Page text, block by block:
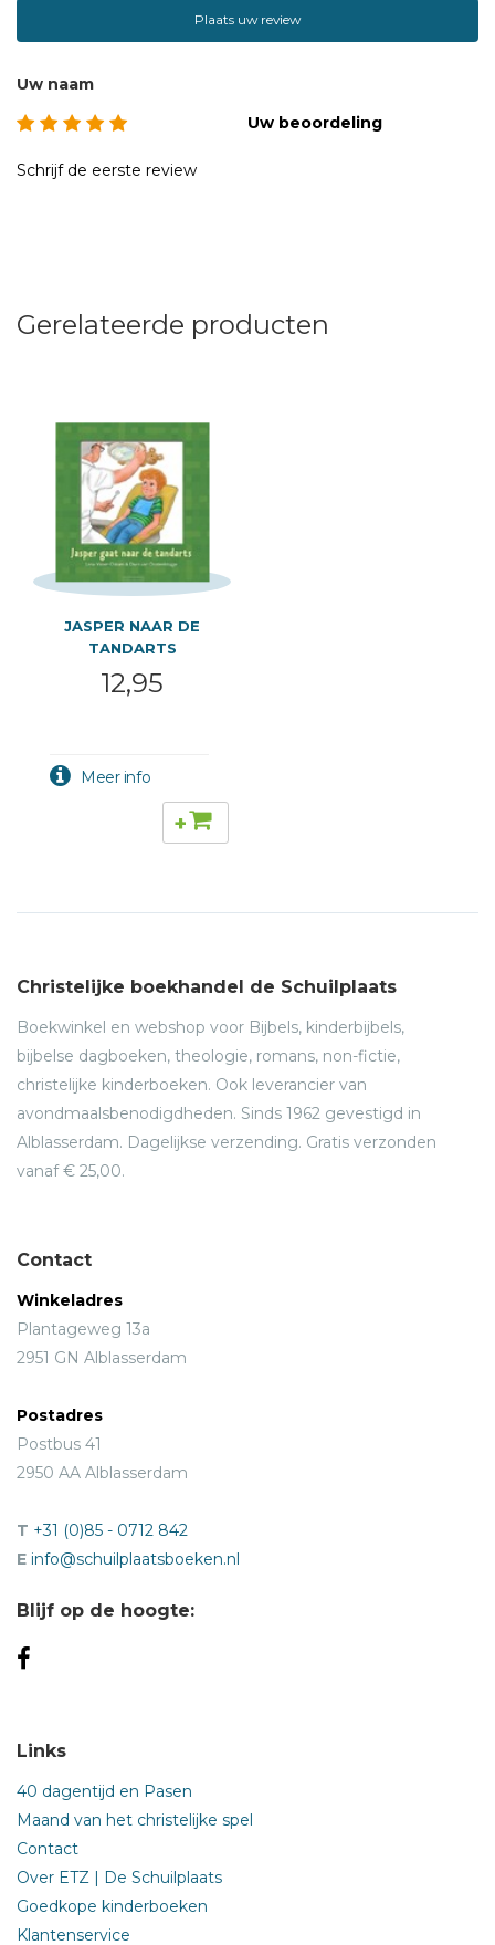
Plaats uw review
Uw naam
Uw beoordeling
Schrijf de eerste review
Gerelateerde producten
JASPER NAAR DE
TANDARTS
12,95
+
Christelijke boekhandel de Schuilplaats
Boekwinkel en webshop voor Bijbels, kinderbijbels,
bijbelse dagboeken, theologie, romans, non-fictie,
christelijke kinderboeken. Ook leverancier van
avondmaalsbenodigdheden. Sinds 1962 gevestigd in
Alblasserdam. Dagelijkse verzending. Gratis verzonden
vanaf € 25,00.
Contact
Winkeladres
Plantageweg 13a
2951 GN Alblasserdam
Postadres
Postbus 41
2950 AA Alblasserdam
T +31 (0)85 - 0712 842
E info@schuilplaatsboeken.nl
Blijf op de hoogte:
Links
40 dagentijd en Pasen
Maand van het christelijke spel
Contact
Over ETZ | De Schuilplaats
Goedkope kinderboeken
Klantenservice